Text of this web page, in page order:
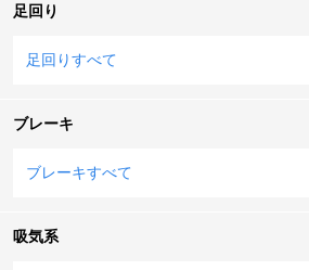
足回り
足回りすべて
ブレーキ
ブレーキすべて
吸気系